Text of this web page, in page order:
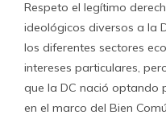
Respeto el legítimo
ideológicos diversos a la
los diferentes sectores
intereses particulares,
que la DC nació optando
en el marco del Bien